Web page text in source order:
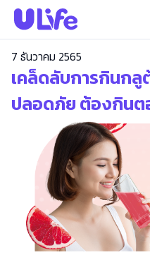
7 ธันวาคม 2565
เคล็ดลับการกินกลู
ปลอดภัย ต้องกินต